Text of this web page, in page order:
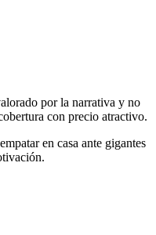
por la narrativa y no
con precio atractivo.
en casa ante gigantes